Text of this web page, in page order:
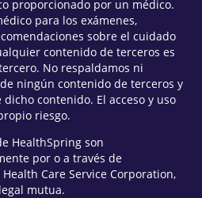
proporcionado por un médico.
para los exámenes,
sobre el cuidado
contenido de terceros es
No respaldamos ni
ningún contenido de terceros y
contenido. El acceso y uso
riesgo.
HealthSpring son
por o a través de
Care Service Corporation,
mutua.